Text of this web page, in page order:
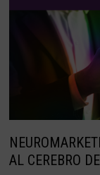
AL CEREBRO